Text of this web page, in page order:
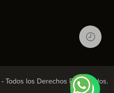
- Todos los Derechos Reservados.